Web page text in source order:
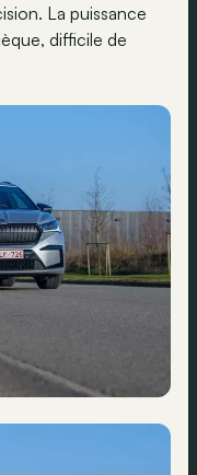
La puissance
difficile de